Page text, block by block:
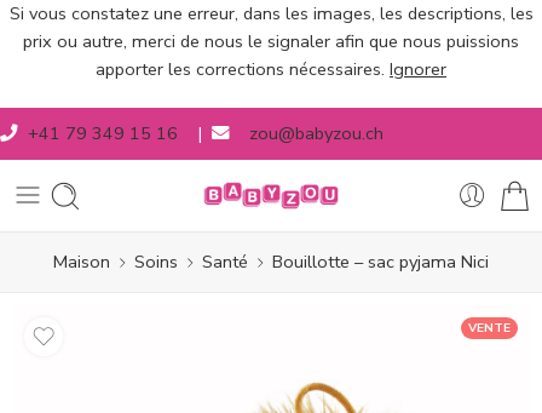
Si vous constatez une erreur, dans les images, les descriptions, les
prix ou autre, merci de nous le signaler afin que nous puissions
apporter les corrections nécessaires. Ignorer
+41 79 349 15 16 | zou@babyzou.ch
Maison Soins Santé Bouillotte – sac pyjama Nici
VENTE